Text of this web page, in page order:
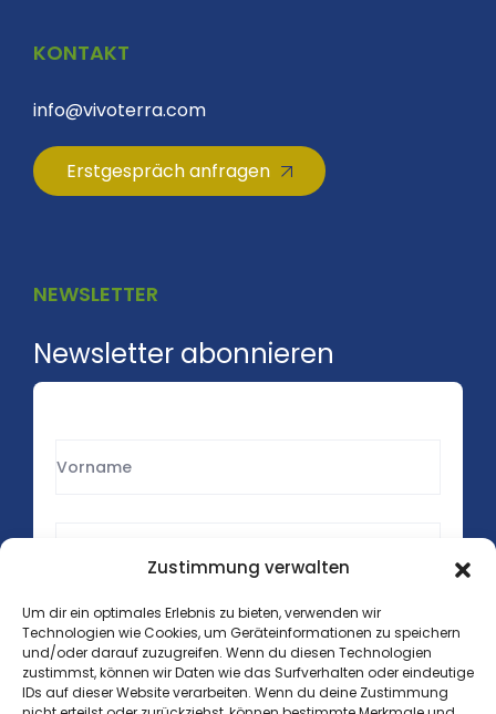
Zustimmung verwalten
Um dir ein optimales Erlebnis zu bieten, verwenden wir
Technologien wie Cookies, um Geräteinformationen zu speichern
und/oder darauf zuzugreifen. Wenn du diesen Technologien
zustimmst, können wir Daten wie das Surfverhalten oder eindeutige
IDs auf dieser Website verarbeiten. Wenn du deine Zustimmung
KONTAKT
info@vivoterra.com
Erstgespräch anfragen
NEWSLETTER
Newsletter abonnieren